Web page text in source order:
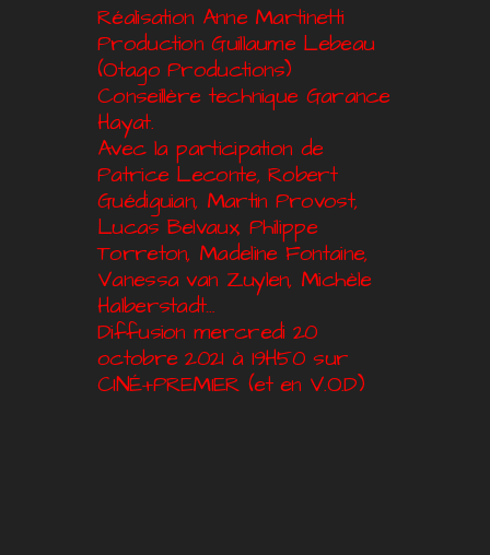
Réalisation Anne Martinetti
Production Guillaume Lebeau
(Otago Productions)
Conseillère technique Garance
Hayat.
Avec la participation de
Patrice Leconte, Robert
Guédiguian, Martin Provost,
Lucas Belvaux, Philippe
Torreton, Madeline Fontaine,
Vanessa van Zuylen, Michèle
Halberstadt…
Diffusion mercredi 20
octobre 2021 à 19H50 sur
CINÉ+PREMIER (et en V.O.D)